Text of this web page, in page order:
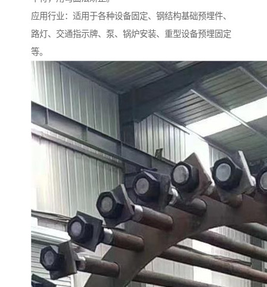
应用行业：适用于各种设备固定、钢结构基础预埋件、
路灯、交通指示牌、泵、锅炉安装、重型设备预埋固定
等。